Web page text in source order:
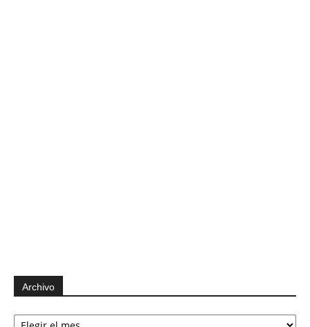
Archivo
Archivo